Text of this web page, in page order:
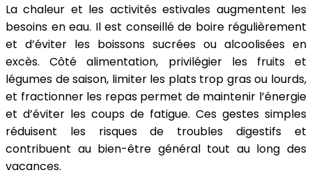
La chaleur et les activités estivales augmentent les
besoins en eau. Il est conseillé de boire régulièrement
et d’éviter les boissons sucrées ou alcoolisées en
excès. Côté alimentation, privilégier les fruits et
légumes de saison, limiter les plats trop gras ou lourds,
et fractionner les repas permet de maintenir l’énergie
et d’éviter les coups de fatigue. Ces gestes simples
réduisent les risques de troubles digestifs et
contribuent au bien-être général tout au long des
vacances.